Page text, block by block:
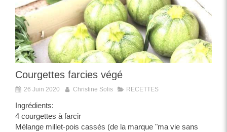
Courgettes farcies végé
26 Juin 2020 Christine Solis RECETTES
Ingrédients:
4 courgettes à farcir
Mélange millet-pois cassés (de la marque "ma vie sans